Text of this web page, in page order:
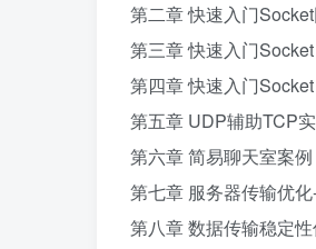
第二章 快速入门
第三章 快速入门
第四章 快速入门
第五章 UDP辅助TCP
第六章 简易聊天室案例
第七章 服务器传输优
第八章 数据传输稳定